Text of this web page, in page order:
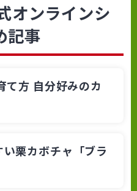
オンラインシ
記事
て方 自分好みのカ
栗カボチャ「ブラ